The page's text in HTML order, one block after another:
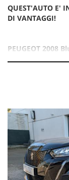
QUEST'AUTO E'
DI VANTAGGI!
PEUGEOT 2008
VETTURA
PROMO ALL-
Annuncio
ALL-INCLUSIVE
beneficiare
al prezzo di